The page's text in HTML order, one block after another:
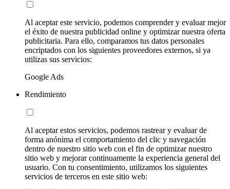
Al aceptar este servicio, podemos comprender y evaluar mejor
el éxito de nuestra publicidad online y optimizar nuestra oferta
publicitaria. Para ello, comparamos tus datos personales
encriptados con los siguientes proveedores externos, si ya
utilizas sus servicios:
Google Ads
Rendimiento
Al aceptar estos servicios, podemos rastrear y evaluar de
forma anónima el comportamiento del clic y navegación
dentro de nuestro sitio web con el fin de optimizar nuestro
sitio web y mejorar continuamente la experiencia general del
usuario. Con tu consentimiento, utilizamos los siguientes
servicios de terceros en este sitio web: